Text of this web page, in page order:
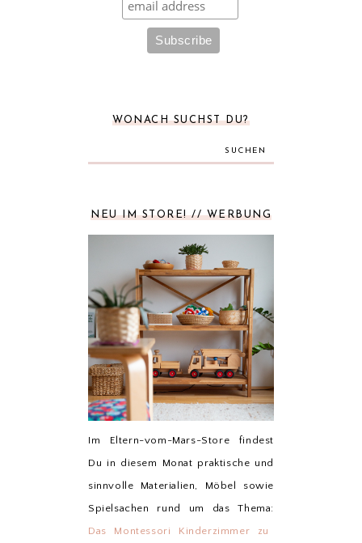
WONACH SUCHST DU?
SUCHEN
NEU IM STORE! // WERBUNG
Im Eltern-vom-Mars-Store findest
Du in diesem Monat praktische und
sinnvolle Materialien, Möbel sowie
Spielsachen rund um das Thema:
Das Montessori Kinderzimmer zu